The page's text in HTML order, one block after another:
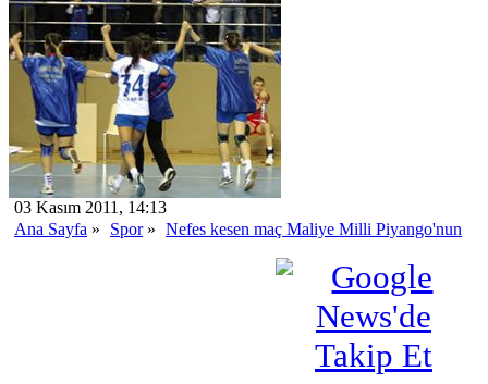
03 Kasım 2011, 14:13
Ana Sayfa » Spor» Nefes kesen maç Maliye Milli Piyango'nun